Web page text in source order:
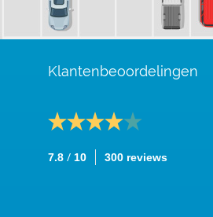
Klantenbeoordelingen
7.8 / 10 300 reviews